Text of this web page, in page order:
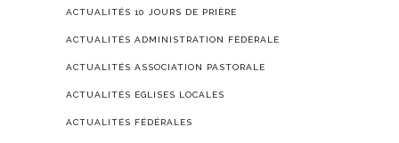
ACTUALITÉS 10 JOURS DE PRIÈRE
ACTUALITÉS ADMINISTRATION FÉDÉRALE
ACTUALITÉS ASSOCIATION PASTORALE
ACTUALITÉS ÉGLISES LOCALES
ACTUALITÉS FÉDÉRALES